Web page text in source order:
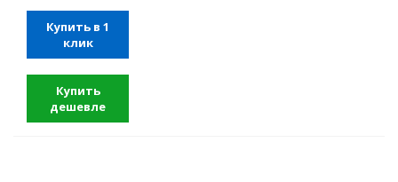
Купить в 1
клик
Купить
дешевле